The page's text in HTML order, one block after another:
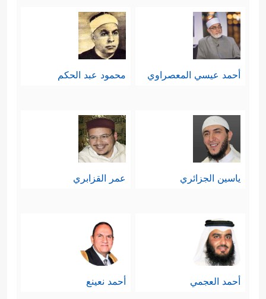
أحمد عيسي المعصراوي محمود عبد الحكم
ياسين الجزائري عمر القزابري
أحمد العجمي أحمد نعينع